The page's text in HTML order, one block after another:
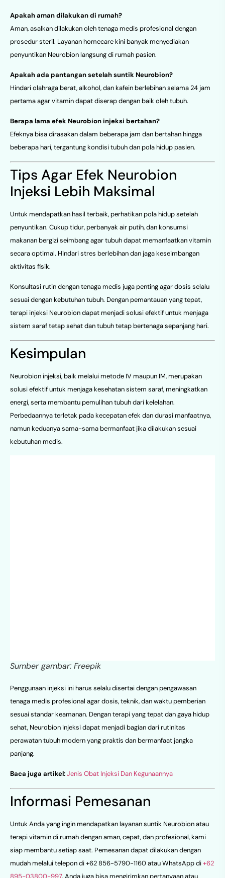
Apakah aman dilakukan di rumah?
Aman, asalkan dilakukan oleh tenaga medis profesional dengan
prosedur steril. Layanan homecare kini banyak menyediakan
penyuntikan Neurobion langsung di rumah pasien.
Apakah ada pantangan setelah suntik Neurobion?
Hindari olahraga berat, alkohol, dan kafein berlebihan selama 24 jam
pertama agar vitamin dapat diserap dengan baik oleh tubuh.
Berapa lama efek Neurobion injeksi bertahan?
Efeknya bisa dirasakan dalam beberapa jam dan bertahan hingga
beberapa hari, tergantung kondisi tubuh dan pola hidup pasien.
Tips Agar Efek Neurobion
Injeksi Lebih Maksimal
Untuk mendapatkan hasil terbaik, perhatikan pola hidup setelah
penyuntikan. Cukup tidur, perbanyak air putih, dan konsumsi
makanan bergizi seimbang agar tubuh dapat memanfaatkan vitamin
secara optimal. Hindari stres berlebihan dan jaga keseimbangan
aktivitas fisik.
Konsultasi rutin dengan tenaga medis juga penting agar dosis selalu
sesuai dengan kebutuhan tubuh. Dengan pemantauan yang tepat,
terapi injeksi Neurobion dapat menjadi solusi efektif untuk menjaga
sistem saraf tetap sehat dan tubuh tetap bertenaga sepanjang hari.
Kesimpulan
Neurobion injeksi, baik melalui metode IV maupun IM, merupakan
solusi efektif untuk menjaga kesehatan sistem saraf, meningkatkan
energi, serta membantu pemulihan tubuh dari kelelahan.
Perbedaannya terletak pada kecepatan efek dan durasi manfaatnya,
namun keduanya sama-sama bermanfaat jika dilakukan sesuai
kebutuhan medis.
Sumber gambar: Freepik
Penggunaan injeksi ini harus selalu disertai dengan pengawasan
tenaga medis profesional agar dosis, teknik, dan waktu pemberian
sesuai standar keamanan. Dengan terapi yang tepat dan gaya hidup
sehat, Neurobion injeksi dapat menjadi bagian dari rutinitas
perawatan tubuh modern yang praktis dan bermanfaat jangka
panjang.
Baca juga artikel:Jenis Obat Injeksi Dan Kegunaannya
Informasi Pemesanan
Untuk Anda yang ingin mendapatkan layanan suntik Neurobion atau
terapi vitamin di rumah dengan aman, cepat, dan profesional, kami
siap membantu setiap saat. Pemesanan dapat dilakukan dengan
mudah melalui telepon di +62 856-5790-1160 atau WhatsApp di+62
895-03800-997. Anda juga bisa mengirimkan pertanyaan atau